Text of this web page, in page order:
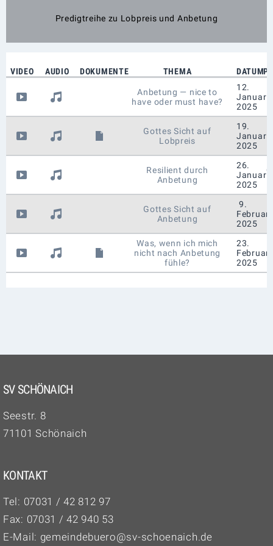
Predigtreihe zu Lobpreis und Anbetung
VIDEO AUDIO DOKUMENTE THEMA DATUM
Anbetung — nice to
have oder must have?
12.
Januar
2025
Gottes Sicht auf
Lobpreis
19.
Januar
2025
Resilient durch
Anbetung
26.
Januar
2025
Gottes Sicht auf
Anbetung
9.
Februar
2025
Was, wenn ich mich
nicht nach Anbetung
fühle?
23.
Februar
2025
SV SCHÖNAICH
Seestr. 8
71101 Schönaich
KONTAKT
Tel: 07031 / 42 812 97‬
Fax: 07031 / 42 940 53
E-Mail: gemeindebuero@sv-schoenaich.de